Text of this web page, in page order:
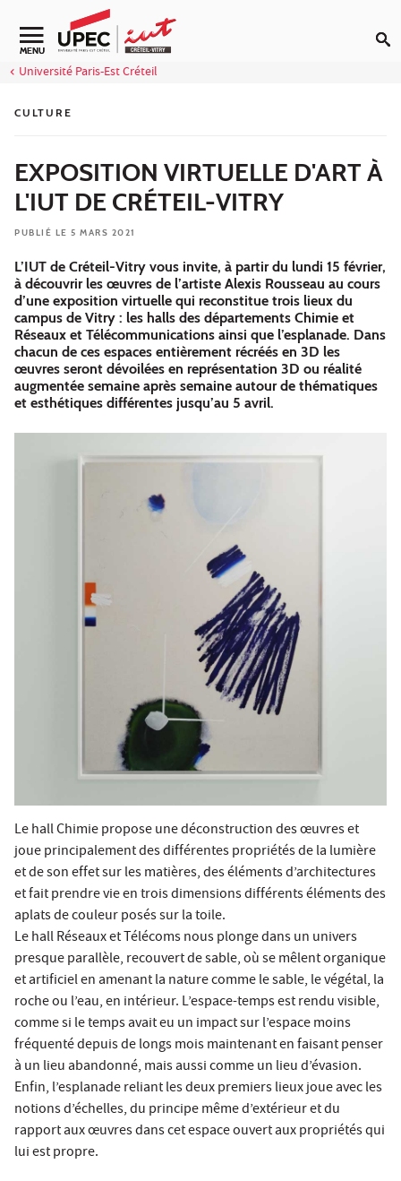
Aller au contenu
Navigation secondaire
MENU
Université Paris-Est Créteil
CULTURE
EXPOSITION VIRTUELLE D'ART À
L'IUT DE CRÉTEIL-VITRY
PUBLIÉ LE 5 MARS 2021
L’IUT de Créteil-Vitry vous invite, à partir du lundi 15 février,
à découvrir les œuvres de l’artiste Alexis Rousseau au cours
d’une exposition virtuelle qui reconstitue trois lieux du
campus de Vitry : les halls des départements Chimie et
Réseaux et Télécommunications ainsi que l’esplanade. Dans
chacun de ces espaces entièrement récréés en 3D les
œuvres seront dévoilées en représentation 3D ou réalité
augmentée semaine après semaine autour de thématiques
et esthétiques différentes jusqu’au 5 avril.
Le hall Chimie propose une déconstruction des œuvres et
joue principalement des différentes propriétés de la lumière
et de son effet sur les matières, des éléments d’architectures
et fait prendre vie en trois dimensions différents éléments des
aplats de couleur posés sur la toile.
Le hall Réseaux et Télécoms nous plonge dans un univers
presque parallèle, recouvert de sable, où se mêlent organique
et artificiel en amenant la nature comme le sable, le végétal, la
roche ou l’eau, en intérieur. L’espace-temps est rendu visible,
comme si le temps avait eu un impact sur l’espace moins
fréquenté depuis de longs mois maintenant en faisant penser
à un lieu abandonné, mais aussi comme un lieu d’évasion.
Enfin, l’esplanade reliant les deux premiers lieux joue avec les
notions d’échelles, du principe même d’extérieur et du
rapport aux œuvres dans cet espace ouvert aux propriétés qui
lui est propre.